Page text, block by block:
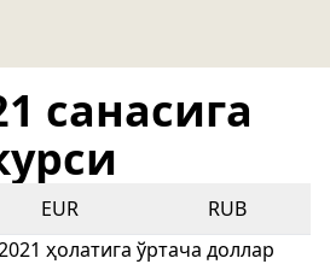
санасига
EUR
RUB
ҳолатига ўртача доллар